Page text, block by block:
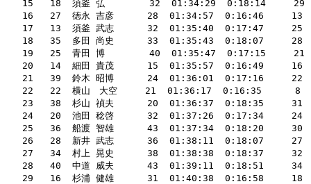
15   18  須釜 弘        32  01:34:29
16   27  徳永 吉彦      28  01:34:57
17   13  須釜 武志      32  01:35:40
18   35  多田 尚史      33  01:35:43
19   25  青田 博        40
20   14  細田 貴茂      15
21   39  鈴木 昭博      24
22   22  横山　大空     21
23   38  杉山 禎夫      20  01:36:37  0:18:35
24   20  池田 稔啓      32  01:37:26
25   36  船渡 智雄      43  01:37:34
26   28  新井 武志      36  01:38:11  0:18:07
27   34  村上 晃史      38  01:38:38  0:18:37
28   40  中道 威夫      43  01:39:11
29   16  杉浦 健雄      31  01:40:38